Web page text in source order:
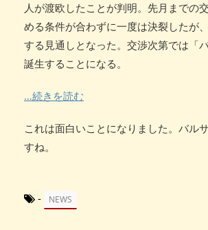
人が渡欧したことが判明。先月までの
める条件が合わずに一度は決裂したが
する見通しとなった。交渉次第では「
誕生することになる。
…続きを読む
これは面白いことになりました。バル
すね。
- NEWS